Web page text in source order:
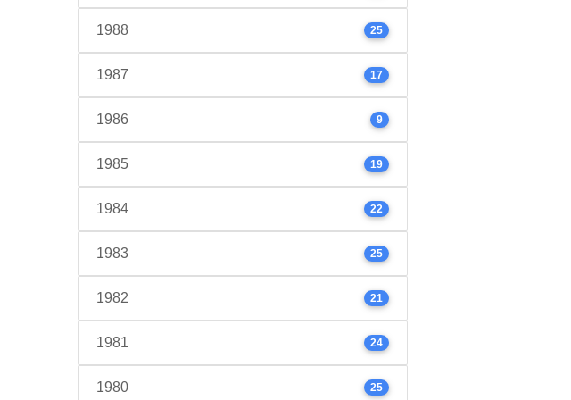
1988 25
1987 17
1986 9
1985 19
1984 22
1983 25
1982 21
1981 24
1980 25